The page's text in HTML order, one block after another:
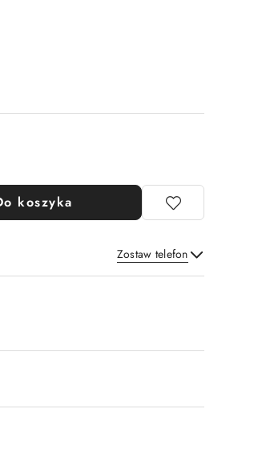
koszyka
Zostaw telefon
Wyślij